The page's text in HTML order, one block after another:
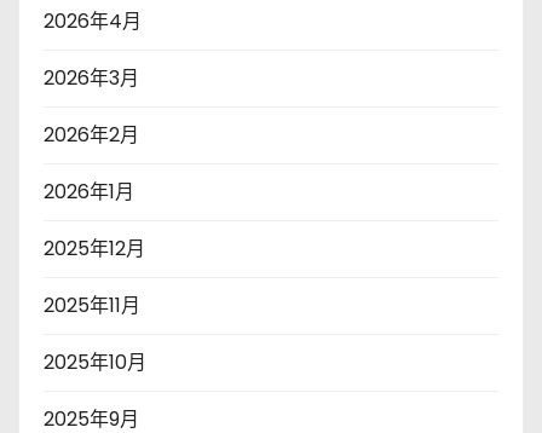
2026年4月
2026年3月
2026年2月
2026年1月
2025年12月
2025年11月
2025年10月
2025年9月